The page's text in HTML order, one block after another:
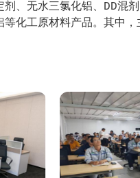
、无水三氯化铝、DD混剂
化工原材料产品。其中，
线电缆、防水涂料、胶粘
部分国家和地区。
结合生产氯化石蜡”获得
质量管理体系认证
新技术企业，是广西壮族
民营企业50强，多次荣获
设计产品评价氯化石蜡》
全资或控股分子公司10多
年在印尼投建氯碱项目